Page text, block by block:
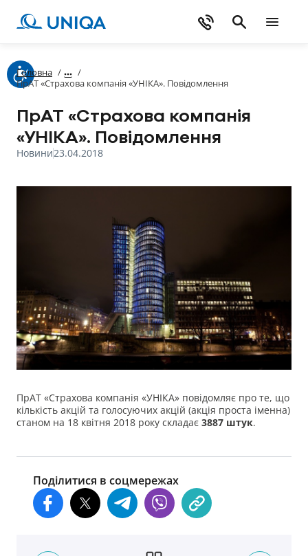
Головна /
/
ПрАТ «Страхова компанія «УНІКА». Повідомлення
ПрАТ «Страхова компанія
«УНІКА». Повідомлення
Новини23.04.2018
ПрАТ «Страхова компанія «УНІКА» повідомляє про те, що
кількість акцій та голосуючих акцій (акція проста іменна)
станом на 18 квітня 2018 року складає 3887 штук.
Поділитися в соцмережах